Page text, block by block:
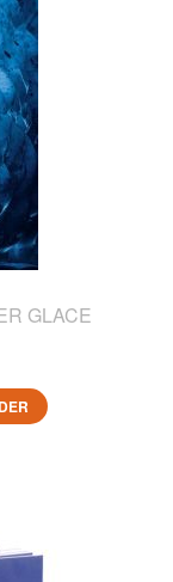
GLACE